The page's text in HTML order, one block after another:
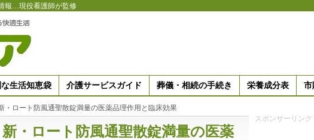
報…現役看護師が監修
生活知恵袋 介護サービスガイド 葬儀・相続の手続き 栄養成分表 市
・ロート防風通聖散錠満量の医薬品理作用と臨床効果
・ロート防風通聖散錠満量の医薬
スポンサーリンク